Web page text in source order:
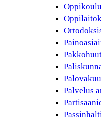
Palvelus